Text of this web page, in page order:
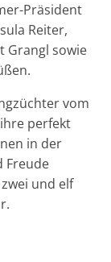
Präsident
Reiter,
Grangl sowie
vom
perfekt
in der
Freude
und elf